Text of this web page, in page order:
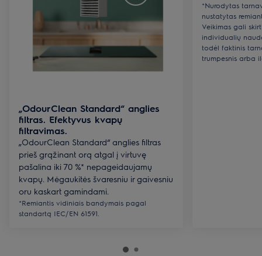
„OdourClean Standard“ anglies
filtras. Efektyvus kvapų
filtravimas.
„OdourClean Standard“ anglies filtras
prieš grąžinant orą atgal į virtuvę
pašalina iki 70 %* nepageidaujamų
kvapų. Mėgaukitės švaresniu ir gaivesniu
oru kaskart gamindami.
*Remiantis vidiniais bandymais pagal
standartą IEC/EN 61591.
*Nurodytas
nustatytas
Veikimas gali
individualių
todėl faktinis
trumpesnis arba